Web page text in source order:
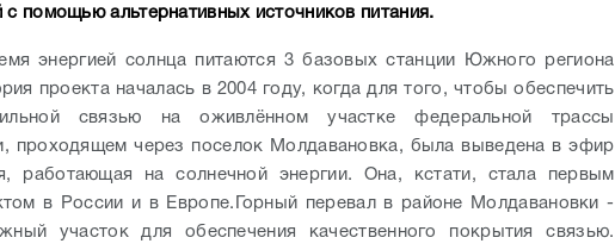
с помощью альтернативных источников питания.
энергией солнца питаются 3 базовых станции Южного региона
проекта началась в 2004 году, когда для того, чтобы обеспечить
связью на оживлённом участке федеральной трассы
проходящем через поселок Молдавановка, была выведена в эфир
работающая на солнечной энергии. Она, кстати, стала первым
в России и в Европе. Горный перевал в районе Молдавановки -
участок для обеспечения качественного покрытия связью.